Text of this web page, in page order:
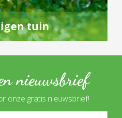
tuin
nieuwsbrief
onze gratis nieuwsbrief!